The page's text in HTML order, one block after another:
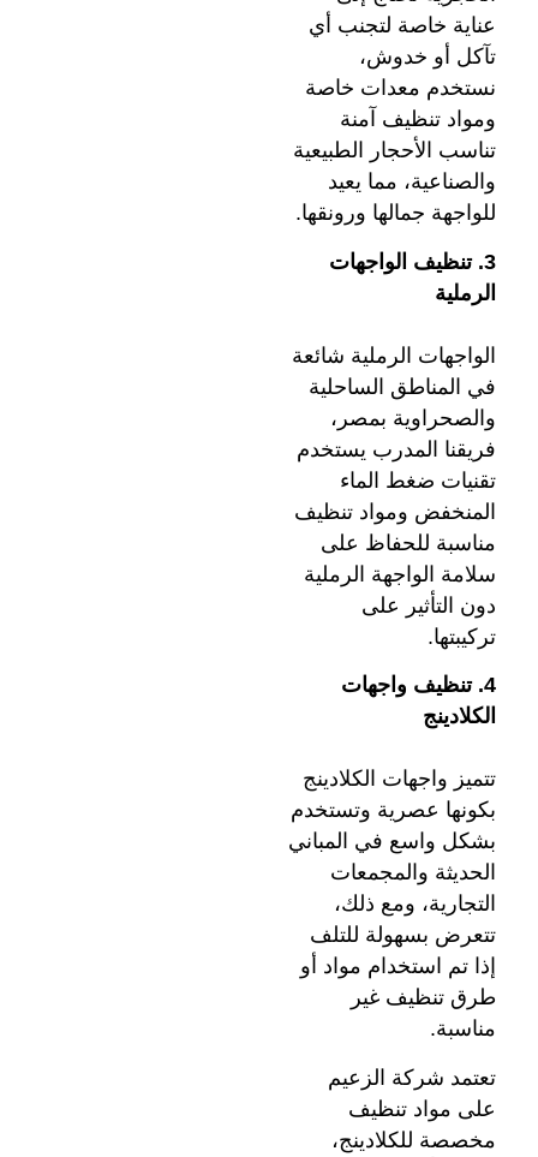
عناية خاصة لتجنب أي
تآكل أو خدوش،
نستخدم معدات خاصة
ومواد تنظيف آمنة
تناسب الأحجار الطبيعية
والصناعية، مما يعيد
للواجهة جمالها ورونقها.
3. تنظيف الواجهات
الرملية
الواجهات الرملية شائعة
في المناطق الساحلية
والصحراوية بمصر،
فريقنا المدرب يستخدم
تقنيات ضغط الماء
المنخفض ومواد تنظيف
مناسبة للحفاظ على
سلامة الواجهة الرملية
دون التأثير على
تركيبتها.
4. تنظيف واجهات
الكلادينج
تتميز واجهات الكلادينج
بكونها عصرية وتستخدم
بشكل واسع في المباني
الحديثة والمجمعات
التجارية، ومع ذلك،
تتعرض بسهولة للتلف
إذا تم استخدام مواد أو
طرق تنظيف غير
مناسبة.
تعتمد شركة الزعيم
على مواد تنظيف
مخصصة للكلادينج،